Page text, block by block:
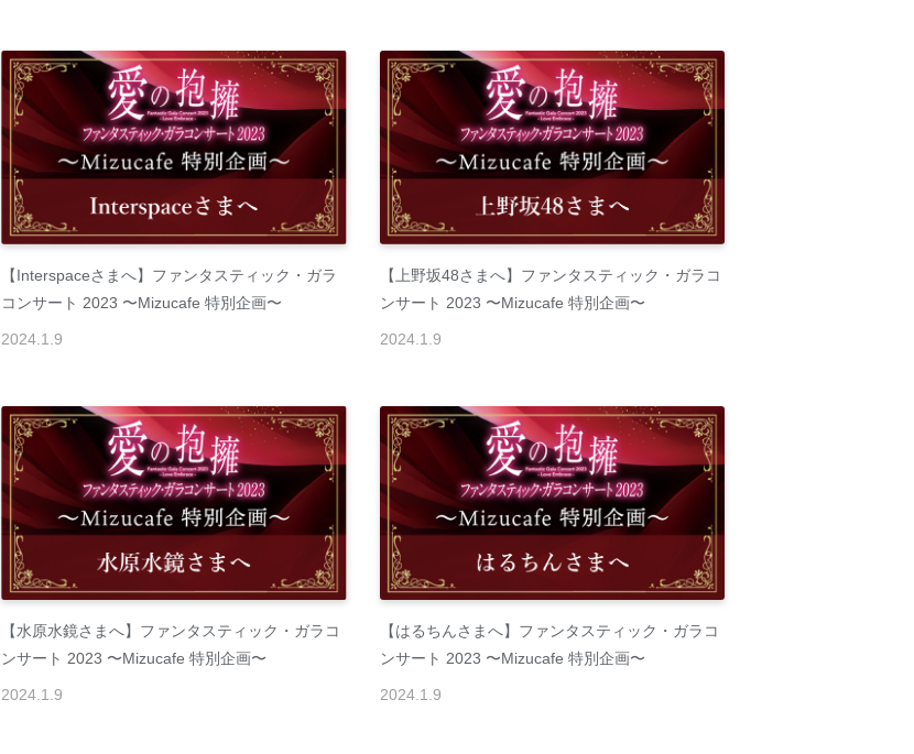
【Interspaceさまへ】ファンタスティック・ガラ
コンサート 2023 〜Mizucafe 特別企画〜
2024.1.9
【上野坂48さまへ】ファンタスティック・ガラコ
ンサート 2023 〜Mizucafe 特別企画〜
2024.1.9
【水原水鏡さまへ】ファンタスティック・ガラコ
ンサート 2023 〜Mizucafe 特別企画〜
2024.1.9
【はるちんさまへ】ファンタスティック・ガラコ
ンサート 2023 〜Mizucafe 特別企画〜
2024.1.9